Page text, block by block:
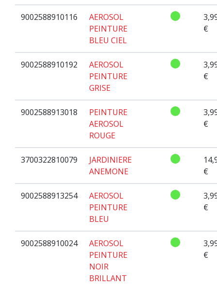
9002588910116
AEROSOL
PEINTURE
BLEU CIEL
€
9002588910192
AEROSOL
PEINTURE
GRISE
€
9002588913018
PEINTURE
AEROSOL
ROUGE
€
3700322810079
JARDINIERE
ANEMONE
€
9002588913254
AEROSOL
PEINTURE
BLEU
€
9002588910024
AEROSOL
PEINTURE
NOIR
BRILLANT
€